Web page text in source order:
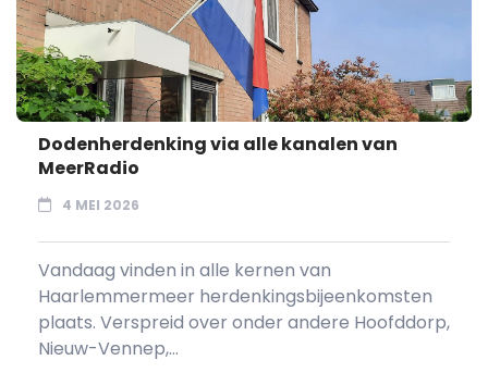
Dodenherdenking via alle kanalen van
MeerRadio
4 MEI 2026
Vandaag vinden in alle kernen van
Haarlemmermeer herdenkingsbijeenkomsten
plaats. Verspreid over onder andere Hoofddorp,
Nieuw-Vennep,...